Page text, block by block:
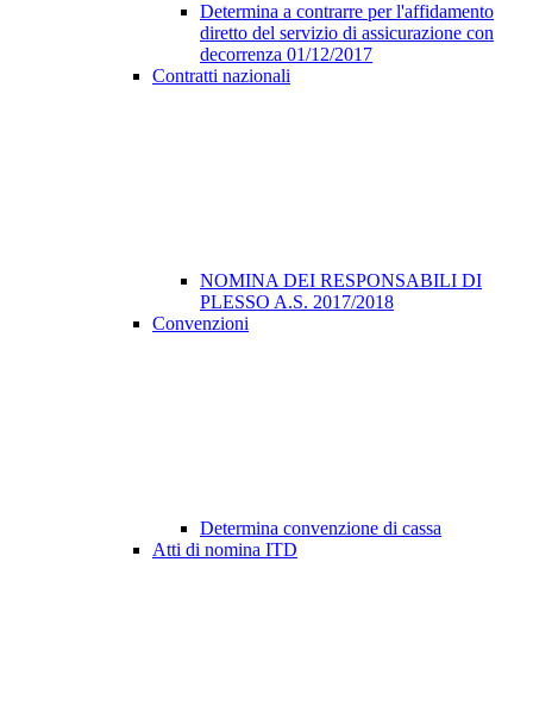
Determina a contrarre per l'affidamento
diretto del servizio di assicurazione con
decorrenza 01/12/2017
Contratti nazionali
NOMINA DEI RESPONSABILI DI
PLESSO A.S. 2017/2018
Convenzioni
Determina convenzione di cassa
Atti di nomina ITD